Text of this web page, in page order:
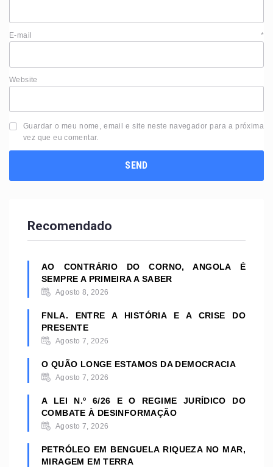
E-mail *
Website
Guardar o meu nome, email e site neste navegador para a próxima
vez que eu comentar.
Recomendado
AO CONTRÁRIO DO CORNO, ANGOLA É
SEMPRE A PRIMEIRA A SABER
Agosto 8, 2026
FNLA. ENTRE A HISTÓRIA E A CRISE DO
PRESENTE
Agosto 7, 2026
O QUÃO LONGE ESTAMOS DA DEMOCRACIA
Agosto 7, 2026
A LEI N.º 6/26 E O REGIME JURÍDICO DO
COMBATE À DESINFORMAÇÃO
Agosto 7, 2026
PETRÓLEO EM BENGUELA RIQUEZA NO MAR,
MIRAGEM EM TERRA